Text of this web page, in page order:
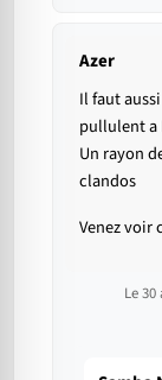
Azer
Il faut
pullulent a
Un rayon
clandos
Venez voir
Le 30